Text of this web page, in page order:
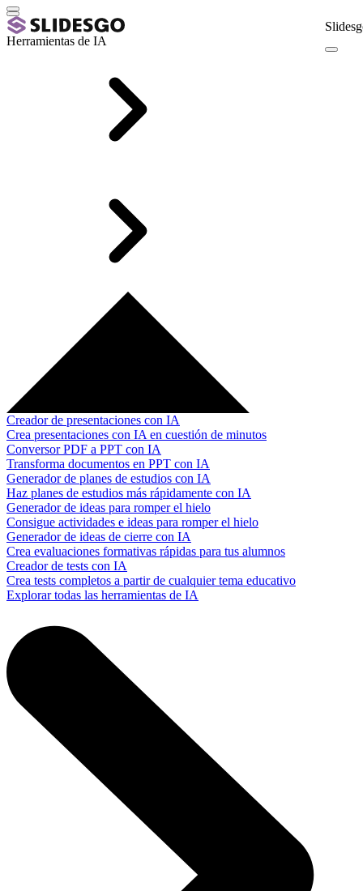
Herramientas de IA
Creador de presentaciones con IA
Crea presentaciones con IA en cuestión de minutos
Conversor PDF a PPT con IA
Transforma documentos en PPT con IA
Generador de planes de estudios con IA
Haz planes de estudios más rápidamente con IA
Generador de ideas para romper el hielo
Consigue actividades e ideas para romper el hielo
Generador de ideas de cierre con IA
Crea evaluaciones formativas rápidas para tus alumnos
Creador de tests con IA
Crea tests completos a partir de cualquier tema educativo
Explorar todas las herramientas de IA